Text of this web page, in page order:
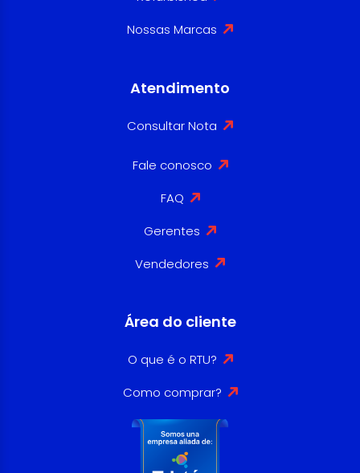
Nossas Marcas
Atendimento
Consultar Nota
Fale conosco
FAQ
Gerentes
Vendedores
Área do cliente
O que é o RTU?
Como comprar?